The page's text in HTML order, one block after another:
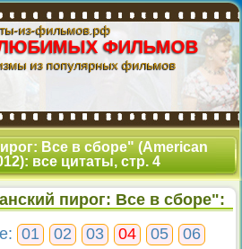
из-фильмов.рф
ФИЛЬМОВ
из популярных фильмов
Все в сборе" (American
все цитаты, стр. 4
пирог: Все в сборе":
01 02 03 04 05
06